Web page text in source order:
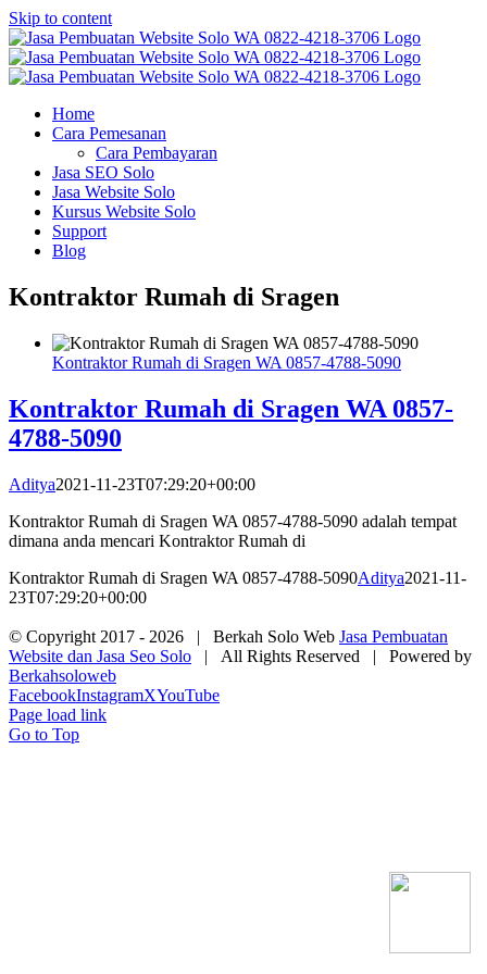
Skip to content
Home
Cara Pemesanan
Cara Pembayaran
Jasa SEO Solo
Jasa Website Solo
Kursus Website Solo
Support
Blog
Kontraktor Rumah di Sragen
Kontraktor Rumah di Sragen WA 0857-4788-5090
Kontraktor Rumah di Sragen WA 0857-
4788-5090
Aditya2021-11-23T07:29:20+00:00
Kontraktor Rumah di Sragen WA 0857-4788-5090 adalah tempat
dimana anda mencari Kontraktor Rumah di
Kontraktor Rumah di Sragen WA 0857-4788-5090Aditya2021-11-
23T07:29:20+00:00
© Copyright 2017 - 2026 | Berkah Solo Web Jasa Pembuatan
Website dan Jasa Seo Solo | All Rights Reserved | Powered by
Berkahsoloweb
FacebookInstagramXYouTube
Page load link
Go to Top